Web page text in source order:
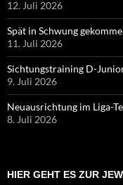
12. Juli 2026
Spät in Schwung
11. Juli 2026
Sichtungstraining D-
9. Juli 2026
Neuausrichtung im Liga-
8. Juli 2026
HIER GEHT ES ZUR